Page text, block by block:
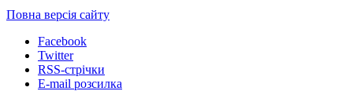
Повна версія сайту
Facebook
Twitter
RSS-стрічки
E-mail розсилка